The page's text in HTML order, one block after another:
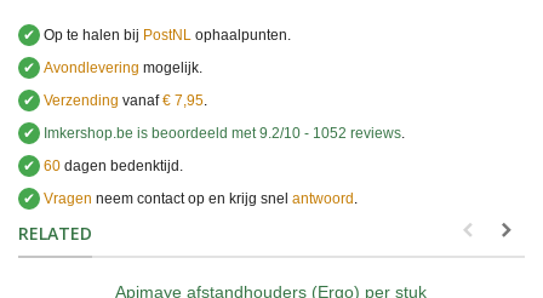
✔ Op te halen bij PostNL ophaalpunten.
✔ Avondlevering mogelijk.
✔ Verzending vanaf€ 7,95
✔
Imkershop.be is beoordeeld met 9.2/10 - 1052 reviews
✔ 60 dagen bedenktijd.
✔ Vragen neem contact op en krijg snel antwoord
RELATED
Apimaye afstandhouders (Ergo) per stuk